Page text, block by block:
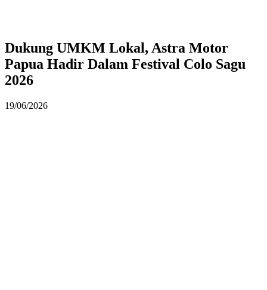
Dukung UMKM Lokal, Astra Motor
Papua Hadir Dalam Festival Colo Sagu
2026
19/06/2026